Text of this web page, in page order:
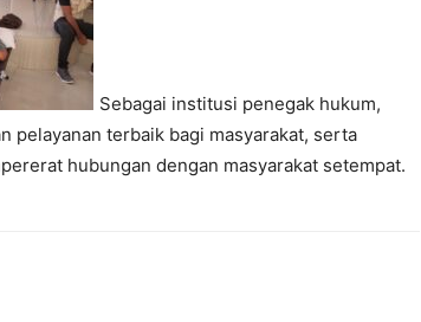
Sebagai institusi penegak hukum,
pelayanan terbaik bagi masyarakat, serta
hubungan dengan masyarakat setempat.